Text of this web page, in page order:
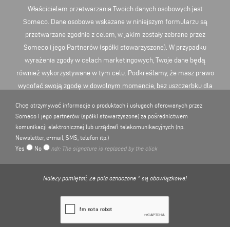
Właścicielem przetwarzania Twoich danych osobowych jest
Someco. Dane osobowe wskazane w niniejszym formularzu są
przetwarzane zgodnie z celem, w jakim zostały zebrane przez
Someco i jego Partnerów (spółki stowarzyszone). W przypadku
wyrażenia zgody w celach marketingowych, Twoje dane będą
również wykorzystywane w tym celu. Podkreślamy, że masz prawo
wycofać swoją zgodę w dowolnym momencie, bez uszczerbku dla
zgody przed jej cofnięciem. Więcej informacji na temat
przetwarzania danych osobowych można znaleźć tutajPOLITYKA
PRYWATNOŚCI
Chcę otrzymywać informacje o produktach i usługach oferowanych przez
Someco i jego partnerów (spółki stowarzyszone) za pośrednictwem
komunikacji elektronicznej lub urządzeń telekomunikacyjnych (np.
Newsletter, e-mail, SMS, telefon itp.)
Yes
No ndr: The signature is replaced by the click
Należy pamiętać, że pola oznaczone * są obowiązkowe!